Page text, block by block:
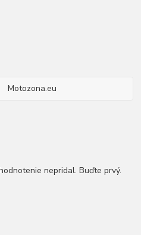
Motozona.eu
nepridal. Buďte prvý.